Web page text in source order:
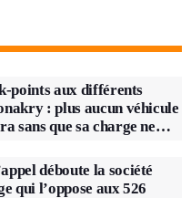
points aux différents
: plus aucun véhicule
sans que sa charge ne
déboute la société
qui l’oppose aux 526